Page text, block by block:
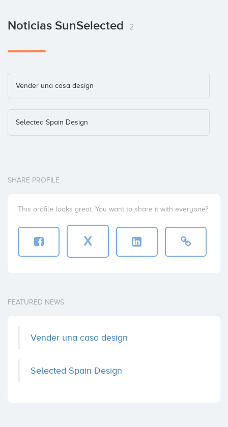
Noticias SunSelected 2
Vender una casa design
Selected Spain Design
SHARE PROFILE
This profile looks great. You want to share it with everyone?
X
FEATURED NEWS
Vender una casa design
Selected Spain Design